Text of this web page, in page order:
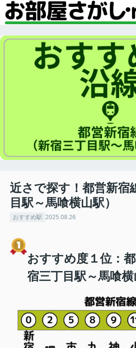
近さで探す！都営新宿
目駅～馬喰横山駅）
おすすめ駅 2025.08.26
おすすめ度１位：
宿三丁目駅～馬喰横